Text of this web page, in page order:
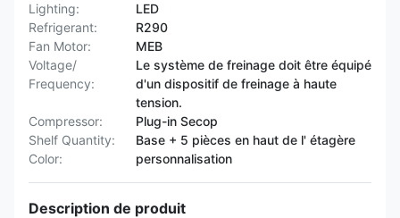
Lighting:
LED
Refrigerant:
R290
Fan Motor:
MEB
Voltage/
Frequency:
Le système de freinage doit être équipé
d'un dispositif de freinage à haute
tension.
Compressor:
Plug-in Secop
Shelf Quantity:
Base + 5 pièces en haut de l' étagère
Color:
personnalisation
Description de produit